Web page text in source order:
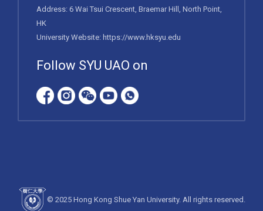
Address: 6 Wai Tsui Crescent, Braemar Hill, North Point,
HK
University Website: https://www.hksyu.edu
Follow SYU UAO on
© 2025 Hong Kong Shue Yan University. All rights reserved.